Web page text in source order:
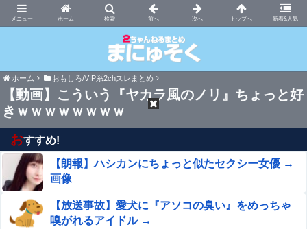
ホーム 新着&人気
まにゅそく 2chまとめニュース速報VIP
ホーム おもしろ/VIP系2chスレまとめ
【動画】こういう『ヤカラ風のノリ』ちょっと好
きｗｗｗｗｗｗｗｗ
おすすめ!
【朗報】ハシカンにちょっと似たセクシー女優 →
画像
【放送事故】愛犬に『アソコの臭い』をめっちゃ
嗅がれるアイドル →